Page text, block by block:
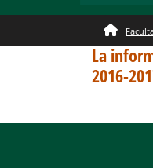
La
2016-